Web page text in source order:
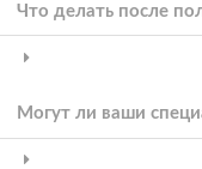
Что делать после
Могут ли ваши